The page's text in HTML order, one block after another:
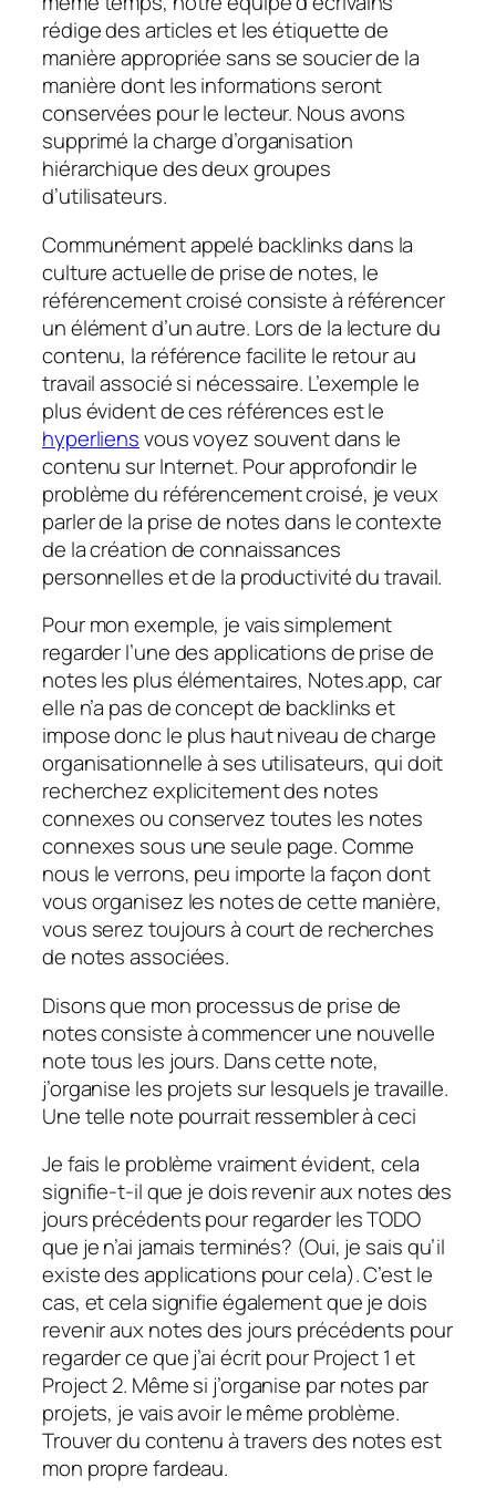
rédige des articles et les étiquette de
manière appropriée sans se soucier de la
manière dont les informations seront
conservées pour le lecteur. Nous avons
supprimé la charge d’organisation
hiérarchique des deux groupes
d’utilisateurs.
Communément appelé backlinks dans la
culture actuelle de prise de notes, le
référencement croisé consiste à référencer
un élément d’un autre. Lors de la lecture du
contenu, la référence facilite le retour au
travail associé si nécessaire. L’exemple le
plus évident de ces références est le
hyperliensvous voyez souvent dans le
contenu sur Internet. Pour approfondir le
problème du référencement croisé, je veux
parler de la prise de notes dans le contexte
de la création de connaissances
personnelles et de la productivité du travail.
Pour mon exemple, je vais simplement
regarder l’une des applications de prise de
notes les plus élémentaires, Notes.app, car
elle n’a pas de concept de backlinks et
impose donc le plus haut niveau de charge
organisationnelle à ses utilisateurs, qui doit
recherchez explicitement des notes
connexes ou conservez toutes les notes
connexes sous une seule page. Comme
nous le verrons, peu importe la façon dont
vous organisez les notes de cette manière,
vous serez toujours à court de recherches
de notes associées.
Disons que mon processus de prise de
notes consiste à commencer une nouvelle
note tous les jours. Dans cette note,
j’organise les projets sur lesquels je travaille.
Une telle note pourrait ressembler à ceci
Je fais le problème vraiment évident, cela
signifie-t-il que je dois revenir aux notes des
jours précédents pour regarder les TODO
que je n’ai jamais terminés? (Oui, je sais qu’il
existe des applications pour cela). C’est le
cas, et cela signifie également que je dois
revenir aux notes des jours précédents pour
regarder ce que j’ai écrit pour Project 1 et
Project 2. Même si j’organise par notes par
projets, je vais avoir le même problème.
Trouver du contenu à travers des notes est
mon propre fardeau.